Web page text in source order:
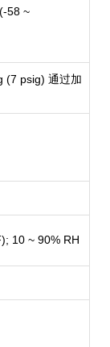
58 ~
(7 psig) 通过加
10 ~ 90% RH